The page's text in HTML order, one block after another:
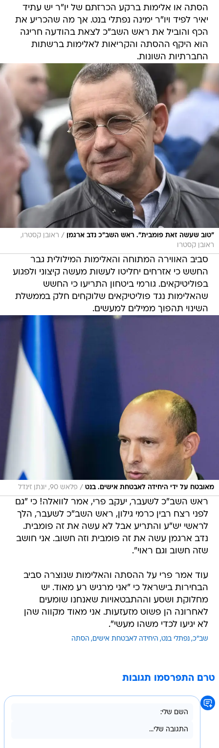
הסתה או אלימות ברקע הכרזתם של יו"ר יש עתיד
יאיר לפיד ויו"ר ימינה נפתלי בנט. אך מה שהכריע את
הכף והוביל את ראש השב"כ לצאת בהודעה חריגה
הוא היקף ההסתה והקריאות לאלימות ברשתות
החברתיות השונות.
"טוב שעשה זאת פומבית". ראש השב"כ נדב ארגמן / ראובן קסטרו,
ראובן קסטרו
סביב האווירה המתוחה והאלימות המילולית גבר
החשש כי אזרחים יחליטו לעשות מעשה קיצוני ולפגוע
בפוליטיקאים. גורמי ביטחון התריעו כי החשש
שהאלימות נגד פוליטיקאים שלוקחים חלק בממשלת
השינוי תהפוך ממילים למעשים.
מאובטח על ידי היחידה לאבטחת אישים. בנט / פלאש 90, יונתן זינדל
ראש השב"כ לשעבר, יעקב פרי, אמר לוואלה! כי "גם
לפני רצח רבין כרמי גילון, ראש השב"כ לשעבר, הלך
לראשי יש"ע והתריע אבל לא עשה את זה פומבית.
נדב ארגמן עשה את זה פומבית וזה חשוב. אני חושב
שזה חשוב וגם ראוי".
עוד אמר פרי על ההסתה והאלימות שנוצרה סביב
הבחירות בישראל כי "אני מרגיש רע מאוד. יש
מחלוקת ושסע וההתבטאויות שאנחנו שומעים
לאחרונה הן פשוט מזעזעות. אני מאוד מקווה שהן
לא יגיעו לכדי משהו מעשי".
שב"כ נפתלי בנט היחידה לאבטחת אישים הסתה
טרם התפרסמו תגובות